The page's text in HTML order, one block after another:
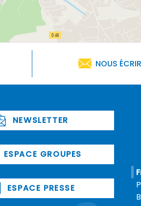
NOUS
NEWSLETTER
ESPACE GROUPES
ESPACE PRESSE